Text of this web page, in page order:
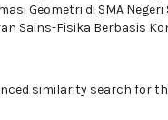
Geometri di SMA Negeri
Sains-Fisika Berbasis
similarity search for